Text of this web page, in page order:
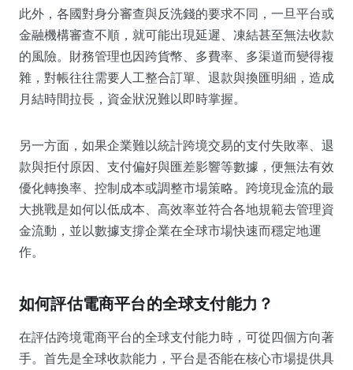
此外，各國對身分審查與反洗錢的要求不同，一旦平台或
金融機構審查不順，就可能出現延遲、凍結甚至無法收款
的風險。財務管理也因跨貨幣、多費率、多渠道而變得複
雜，對帳往往需要人工整合訂單、退款與換匯明細，造成
月結時間拉長，資金狀況難以即時掌握。
另一方面，如果企業難以統計跨境交易的支付失敗率、退
款與拒付原因、支付偏好與匯差影響等數據，便無法有效
優化轉換率、控制成本或調整市場策略。跨境現金流的最
大挑戰是如何以低成本、高效率並符合各地規範去管理資
金流動，並以數據支撐企業在全球市場快速而穩定地運
作。
如何評估電商平台的全球支付能力？
在評估跨境電商平台的全球支付能力時，可從四個方向著
手。首先是全球收款能力，平台是否能在核心市場提供具